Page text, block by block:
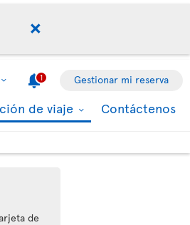
1 Gestionar mi reserva
de viaje Contáctenos
de